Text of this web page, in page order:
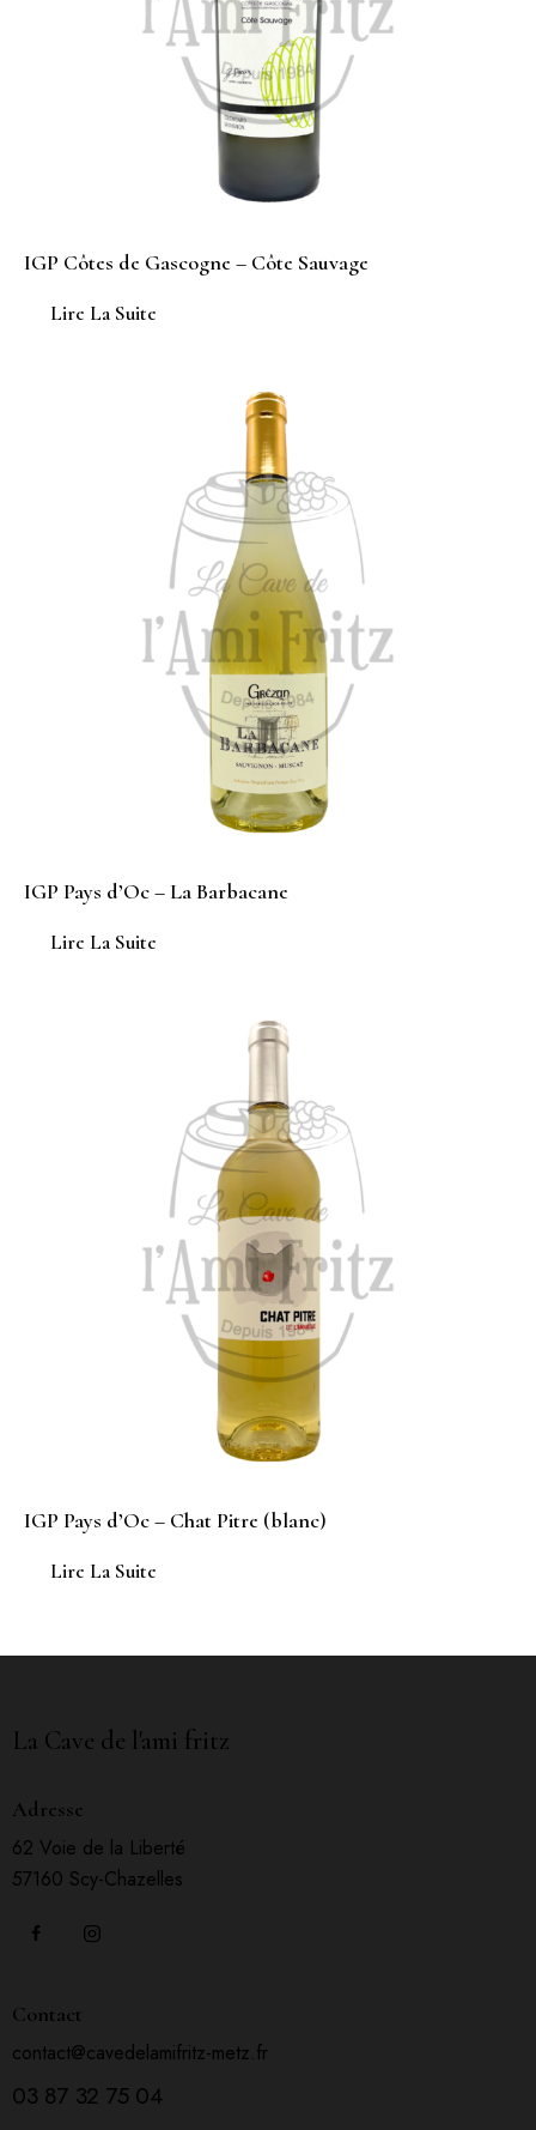
IGP Côtes de Gascogne – Côte Sauvage
Lire La Suite
IGP Pays d’Oc – La Barbacane
Lire La Suite
IGP Pays d’Oc – Chat Pitre (blanc)
Lire La Suite
La Cave de l'ami fritz
Adresse
62 Voie de la Liberté
57160 Scy-Chazelles
Contact
contact@cavedelamifritz-metz.fr
03 87 32 75 04